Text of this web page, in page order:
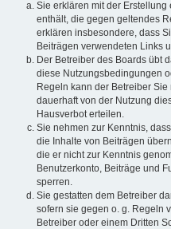
Sie erklären mit der
enthält, die gegen geltendes
erklären insbesondere, dass
Beiträgen verwendeten Links
Der Betreiber des Boards übt
diese Nutzungsbedingungen
Regeln kann der Betreiber
dauerhaft von der Nutzung
Hausverbot erteilen.
Sie nehmen zur Kenntnis,
die Inhalte von Beiträgen
die er nicht zur Kenntnis
Benutzerkonto, Beiträge und
sperren.
Sie gestatten dem Betreiber
sofern sie gegen o. g. Regeln
Betreiber oder einem Dritten